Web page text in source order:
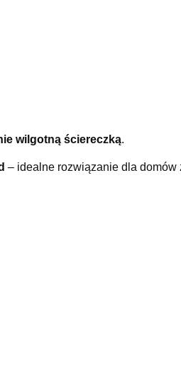
wilgotną ściereczką.
– idealne rozwiązanie dla domów